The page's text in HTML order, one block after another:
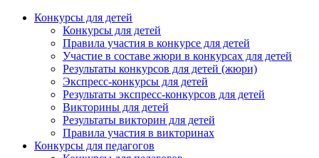
Конкурсы для детей
Конкурсы для детей
Правила участия в конкурсе для детей
Участие в составе жюри в конкурсах для детей
Результаты конкурсов для детей (жюри)
Экспресс-конкурсы для детей
Результаты экспресс-конкурсов для детей
Викторины для детей
Результаты викторин для детей
Правила участия в викторинах
Конкурсы для педагогов